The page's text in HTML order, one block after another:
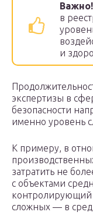
Важно!
в
и
экспертизы в
безопасности
именно уровень
К примеру, в
затратить не
с объектами
контролирующий
сложных — в